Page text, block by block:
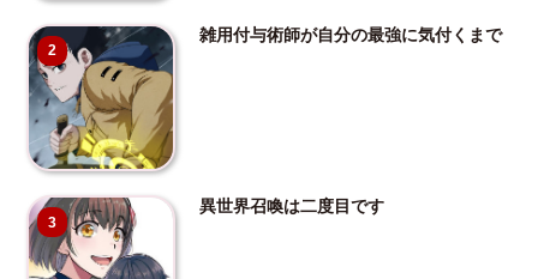
2
雑用付与術師が自分の最強に気付くまで
3
異世界召喚は二度目です